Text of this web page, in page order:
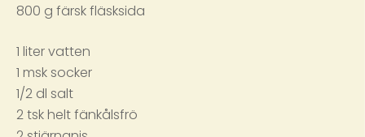
800 g färsk fläsksida
1 liter vatten
1 msk socker
1/2 dl salt
2 tsk helt fänkålsfrö